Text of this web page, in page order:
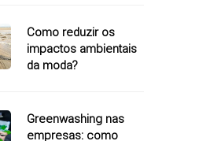
Como reduzir os
impactos ambientais
da moda?
Greenwashing nas
empresas: como